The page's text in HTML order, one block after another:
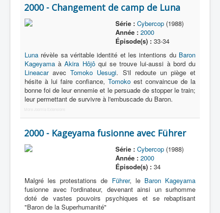
2000 - Changement de camp de Luna
Série : Cybercop (1988)
Année : 2000
Épisode(s) : 33-34
Luna révèle sa véritable identité et les intentions du Baron
Kageyama àAkira Hôjôqui se trouve lui-aussi à bord du
LineacaravecTomoko Uesugi. S'il redoute un piège et
hésite à lui faire confiance, Tomoko est convaincue de la
bonne foi de leur ennemie et le persuade de stopper le train;
leur permettant de survivre à l'embuscade du Baron.
More Joomla Extensions
2000 - Kageyama fusionne avec Führer
Série : Cybercop (1988)
Année : 2000
Épisode(s) : 34
Malgré les protestations de Führer, le Baron Kageyama
fusionne avec l'ordinateur, devenant ainsi un surhomme
doté de vastes pouvoirs psychiques et se rebaptisant
"Baron de la Superhumanité"